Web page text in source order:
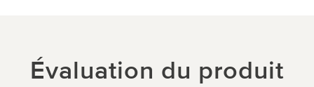
Évaluation du produit